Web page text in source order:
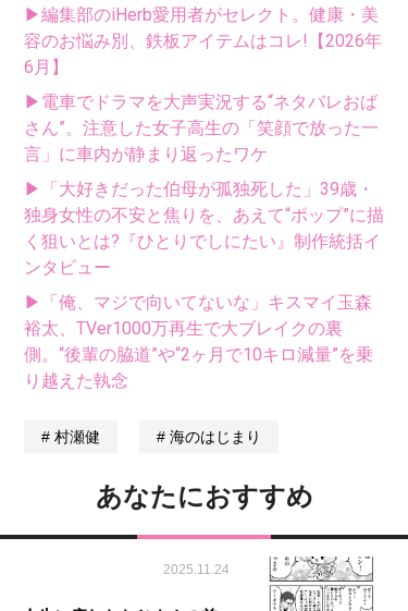
▶編集部のiHerb愛用者がセレクト。健康・美
容のお悩み別、鉄板アイテムはコレ!【2026年
6月】
▶電車でドラマを大声実況する“ネタバレおば
さん”。注意した女子高生の「笑顔で放った一
言」に車内が静まり返ったワケ
▶「大好きだった伯母が孤独死した」39歳・
独身女性の不安と焦りを、あえて“ポップ”に描
く狙いとは?『ひとりでしにたい』制作統括イ
ンタビュー
▶「俺、マジで向いてないな」キスマイ玉森
裕太、TVer1000万再生で大ブレイクの裏
側。“後輩の脇道”や“2ヶ月で10キロ減量”を乗
り越えた執念
村瀬健 海のはじまり
あなたにおすすめ
2025.11.24